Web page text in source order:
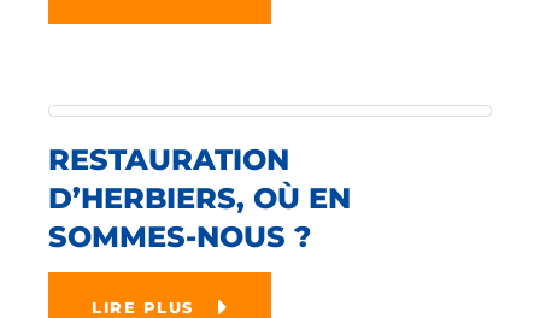
RESTAURATION
D’HERBIERS, OÙ EN
SOMMES-NOUS ?
LIRE PLUS